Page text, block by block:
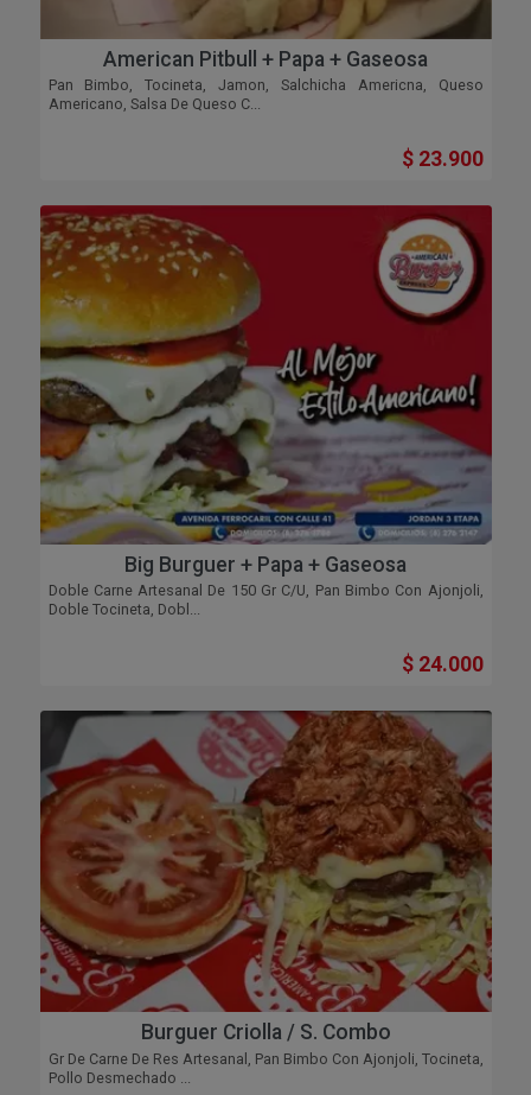
American Pitbull + Papa + Gaseosa
Pan Bimbo, Tocineta, Jamon, Salchicha Americna, Queso
Americano, Salsa De Queso C...
$ 23.900
Big Burguer + Papa + Gaseosa
Doble Carne Artesanal De 150 Gr C/u, Pan Bimbo Con Ajonjoli,
Doble Tocineta, Dobl...
$ 24.000
Burguer Criolla / S. Combo
Gr De Carne De Res Artesanal, Pan Bimbo Con Ajonjoli, Tocineta,
Pollo Desmechado ...